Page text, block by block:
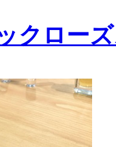
クロー